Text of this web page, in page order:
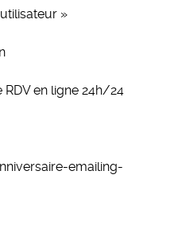
»
en ligne 24h/24
emailing-